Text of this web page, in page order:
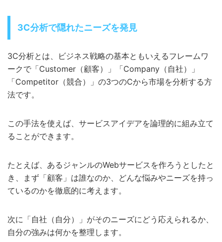
3C分析で隠れたニーズを発見
3C分析とは、ビジネス戦略の基本ともいえるフレームワ
ークで「Customer（顧客）」「Company（自社）」
「Competitor（競合）」の3つのCから市場を分析する方
法です。
この手法を使えば、サービスアイデアを論理的に組み立て
ることができます。
たとえば、あるジャンルのWebサービスを作ろうとしたと
き、まず「顧客」は誰なのか、どんな悩みやニーズを持っ
ているのかを徹底的に考えます。
次に「自社（自分）」がそのニーズにどう応えられるか、
自分の強みは何かを整理します。